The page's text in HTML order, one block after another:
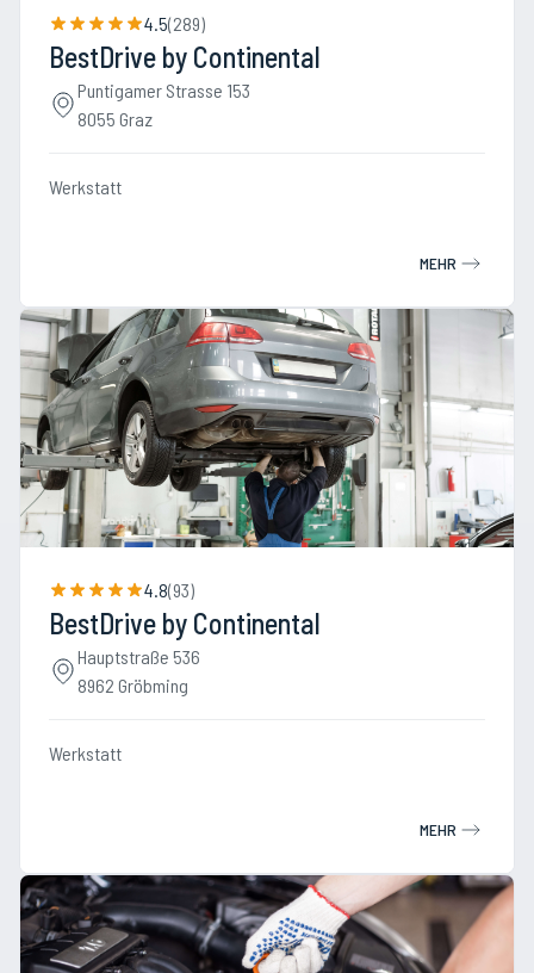
4.5(289)
BestDrive by Continental
Puntigamer Strasse 153
8055 Graz
Werkstatt
MEHR
4.8(93)
BestDrive by Continental
Hauptstraße 536
8962 Gröbming
Werkstatt
MEHR